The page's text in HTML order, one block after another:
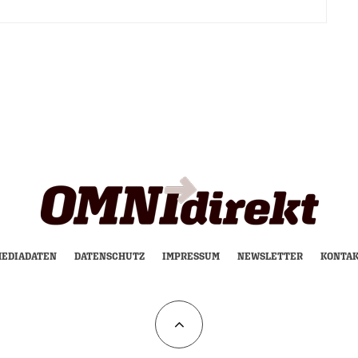
DATENSCHUTZ IMPRESSUM NEWSLETTER